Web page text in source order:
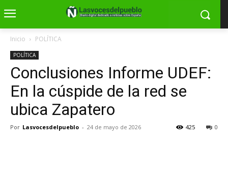
Inicio POLÍTICA
POLÍTICA
Conclusiones Informe UDEF:
En la cúspide de la red se
ubica Zapatero
Por Lasvocesdelpueblo - 24 de mayo de 2026 0
425